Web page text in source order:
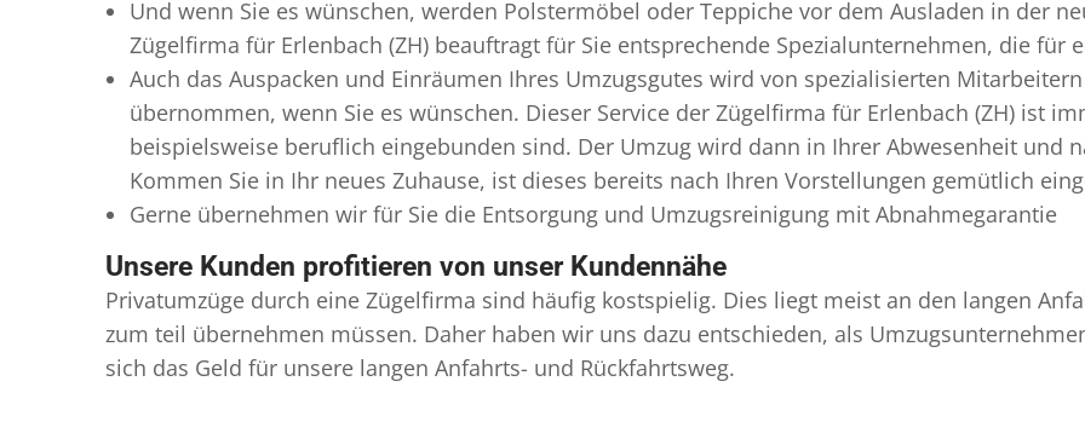
Und wenn Sie es wünschen, werden Polstermöbel oder Teppiche vor dem Ausladen in der
Zügelfirma für Erlenbach (ZH) beauftragt für Sie entsprechende Spezialunternehmen, die für
Auch das Auspacken und Einräumen Ihres Umzugsgutes wird von spezialisierten
übernommen, wenn Sie es wünschen. Dieser Service der Zügelfirma für Erlenbach (ZH) ist
beispielsweise beruflich eingebunden sind. Der Umzug wird dann in Ihrer Abwesenheit und
Kommen Sie in Ihr neues Zuhause, ist dieses bereits nach Ihren Vorstellungen gemütlich
Gerne übernehmen wir für Sie die Entsorgung und Umzugsreinigung mit Abnahmegarantie
Unsere Kunden profitieren von unser Kundennähe
Privatumzüge durch eine Zügelfirma sind häufig kostspielig. Dies liegt meist an den langen
zum teil übernehmen müssen. Daher haben wir uns dazu entschieden, als
sich das Geld für unsere langen Anfahrts- und Rückfahrtsweg.